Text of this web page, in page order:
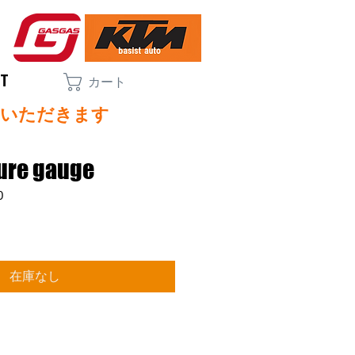
カート
ただきます
gauge
在庫なし